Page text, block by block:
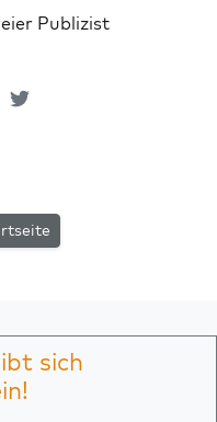
Publizist
sich